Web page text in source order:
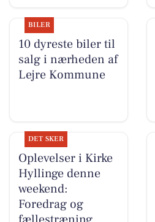
BILER
10 dyreste biler til
salg i nærheden af
Lejre Kommune
DET SKER
Oplevelser i Kirke
Hyllinge denne
weekend:
Foredrag og